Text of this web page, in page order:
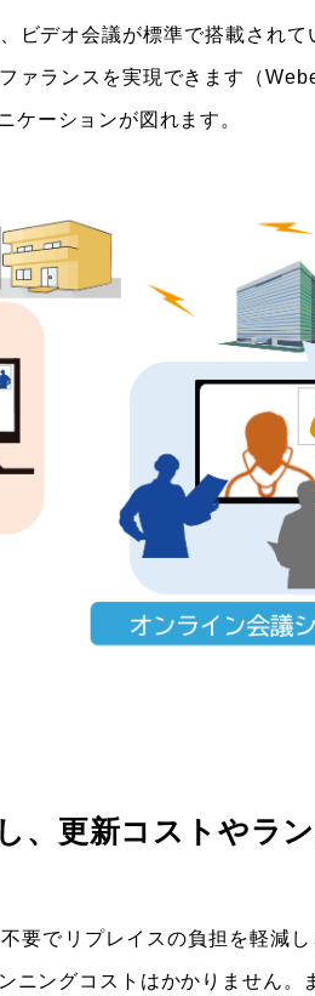
ビデオ会議が標準で搭載され
ァランスを実現できます（
ケーションが図れます。
、更新コストやラ
要でリプレイスの負担を軽減
ニングコストはかかりません